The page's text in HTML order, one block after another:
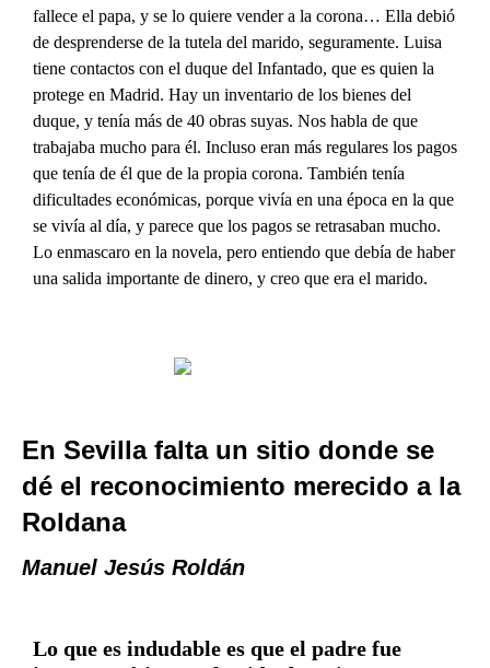
fallece el papa, y se lo quiere vender a la corona… Ella debió
de desprenderse de la tutela del marido, seguramente. Luisa
tiene contactos con el duque del Infantado, que es quien la
protege en Madrid. Hay un inventario de los bienes del
duque, y tenía más de 40 obras suyas. Nos habla de que
trabajaba mucho para él. Incluso eran más regulares los pagos
que tenía de él que de la propia corona. También tenía
dificultades económicas, porque vivía en una época en la que
se vivía al día, y parece que los pagos se retrasaban mucho.
Lo enmascaro en la novela, pero entiendo que debía de haber
una salida importante de dinero, y creo que era el marido.
En Sevilla falta un sitio donde se
dé el reconocimiento merecido a la
Roldana
Manuel Jesús Roldán
Lo que es indudable es que el padre fue